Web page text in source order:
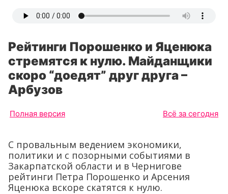
Рейтинги Порошенко и Яценюка
стремятся к нулю. Майданщики
скоро “доедят” друг друга –
Арбузов
Полная версия Всё за сегодня
С провальным ведением экономики,
политики и с позорными событиями в
Закарпатской области и в Чернигове
рейтинги Петра Порошенко и Арсения
Яценюка вскоре скатятся к нулю.